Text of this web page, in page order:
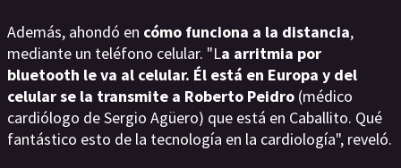
Además, ahondó en cómo funciona a la distancia,
mediante un teléfono celular. "La arritmia por
bluetooth le va al celular. Él está en Europa y del
celular se la transmite a Roberto Peidro (médico
cardiólogo de Sergio Agüero) que está en Caballito. Qué
fantástico esto de la tecnología en la cardiología", reveló.